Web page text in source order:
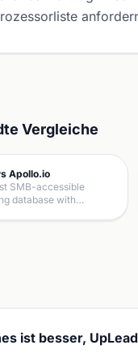
Vergleiche
Apollo.io
SMB-accessible
database with…
ist besser,